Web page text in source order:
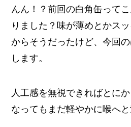
んん！？前回の白角缶って
りました？味が薄めとかス
からそうだったけど、今回
します。
人工感を無視できればとに
なってもまだ軽やかに喉へと